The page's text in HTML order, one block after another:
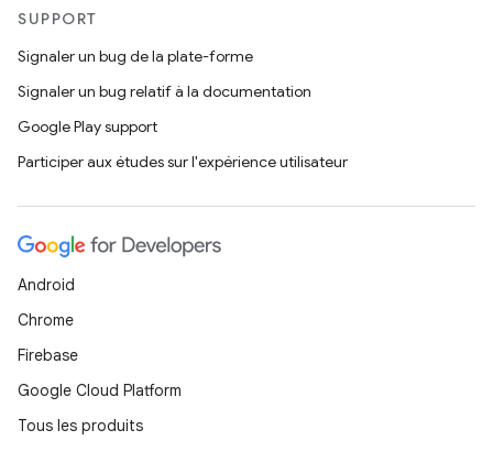
SUPPORT
Signaler un bug de la plate-forme
Signaler un bug relatif à la documentation
Google Play support
Participer aux études sur l'expérience utilisateur
Android
Chrome
Firebase
Google Cloud Platform
Tous les produits